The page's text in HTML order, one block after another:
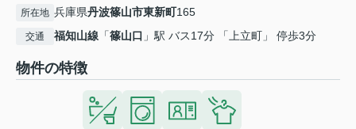
所在地 兵庫県丹波篠山市東新町165
交通 福知山線 「篠山口 」駅 バス17分 「上立町」 停歩3分
物件の特徴